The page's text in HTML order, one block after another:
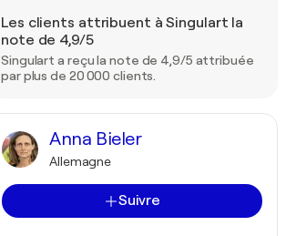
Les clients attribuent à Singulart la
note de 4,9/5
Singulart a reçu la note de 4,9/5 attribuée
par plus de 20 000 clients.
Anna Bieler
Allemagne
Suivre